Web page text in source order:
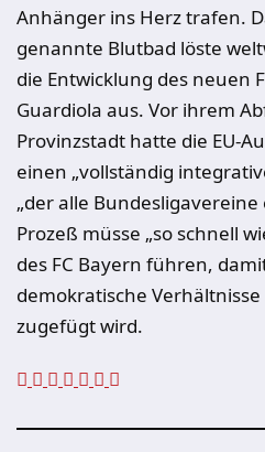
Anhänger ins Herz trafen.
genannte Blutbad löste
die Entwicklung des neuen
Guardiola aus. Vor ihrem
Provinzstadt hatte die EU-
einen „vollständig
„der alle Bundesligavereine
Prozeß müsse „so schnell
des FC Bayern führen,
demokratische
zugefügt wird.